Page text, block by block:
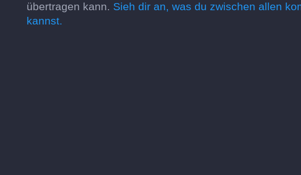
übertragen kann. Sieh dir an, was du zwischen allen
kannst.